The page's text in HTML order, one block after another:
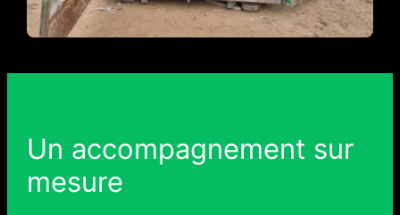
Un accompagnement sur
mesure